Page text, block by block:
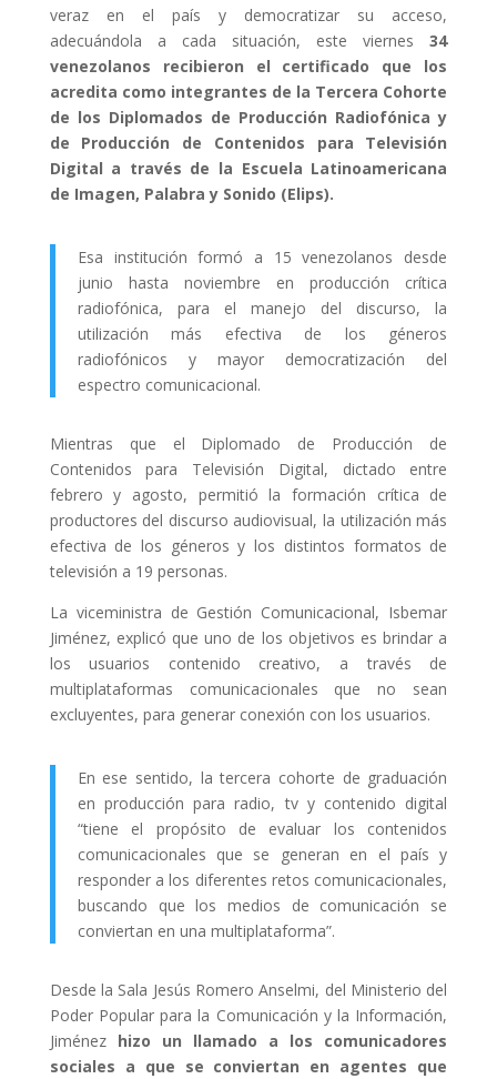
veraz en el país y democratizar su acceso,
adecuándola a cada situación, este viernes34
venezolanos recibieron el certificado que los
acredita como integrantes de la Tercera Cohorte
de los Diplomados de Producción Radiofónica y
de Producción de Contenidos para Televisión
Digital a través de la Escuela Latinoamericana
de Imagen, Palabra y Sonido (Elips).
Esa institución formó a 15 venezolanos desde
junio hasta noviembre en producción crítica
radiofónica, para el manejo del discurso, la
utilización más efectiva de los géneros
radiofónicos y mayor democratización del
espectro comunicacional.
Mientras que el Diplomado de Producción de
Contenidos para Televisión Digital, dictado entre
febrero y agosto, permitió la formación crítica de
productores del discurso audiovisual, la utilización más
efectiva de los géneros y los distintos formatos de
televisión a 19 personas.
La viceministra de Gestión Comunicacional, Isbemar
Jiménez, explicó que uno de los objetivos es brindar a
los usuarios contenido creativo, a través de
multiplataformas comunicacionales que no sean
excluyentes, para generar conexión con los usuarios.
En ese sentido, la tercera cohorte de graduación
en producción para radio, tv y contenido digital
“tiene el propósito de evaluar los contenidos
comunicacionales que se generan en el país y
responder a los diferentes retos comunicacionales,
buscando que los medios de comunicación se
conviertan en una multiplataforma”.
Desde la Sala Jesús Romero Anselmi, del Ministerio del
Poder Popular para la Comunicación y la Información,
Jiménez hizo un llamado a los comunicadores
sociales a que se conviertan en agentes que